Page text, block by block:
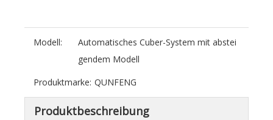
Modell:
Automatisches Cuber-System mit abstei
gendem Modell
Produktmarke: QUNFENG
Produktbeschreibung